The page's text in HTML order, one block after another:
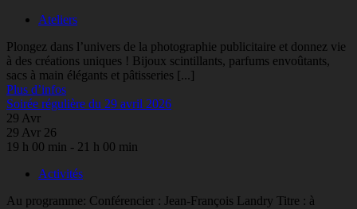
Ateliers
Plongez dans l’univers de la photographie publicitaire et donnez vie
à des créations uniques ! Bijoux scintillants, parfums envoûtants,
sacs à main élégants et pâtisseries [...]
Plus d’infos
Soirée régulière du 29 avril 2026
29 Avr
29 Avr 26
19 h 00 min - 21 h 00 min
Activités
Au programme: Conférencier : Jean-François Landry Titre : à